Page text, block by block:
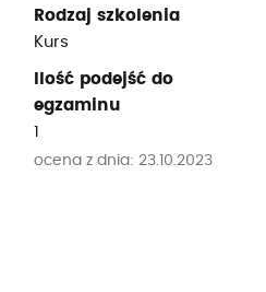
Rodzaj szkolenia
Kurs
Ilość podejść do
egzaminu
1
ocena z dnia: 23.10.2023